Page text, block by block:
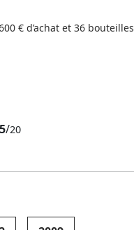
€ d’achat et 36 bouteilles
/20